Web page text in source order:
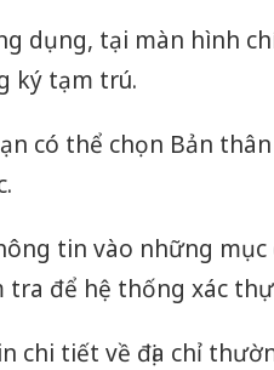
dụng, tại màn hình
ký tạm trú.
có thể chọn Bản
tin vào những mục
tra để hệ thống xác
chi tiết về địa chỉ